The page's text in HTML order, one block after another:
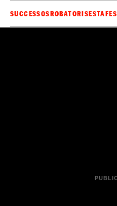
SUCCESSOSROBATORISESTAFES